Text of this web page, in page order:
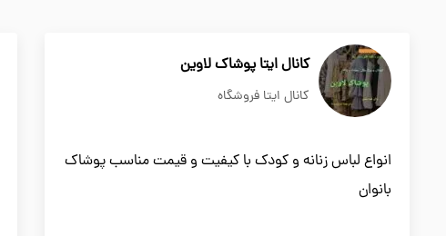
کانال ایتا پوشاک لاوین
کانال ایتا فروشگاه
انواع لباس زنانه و کودک با کیفیت و قیمت مناسب پوشاک
بانوان